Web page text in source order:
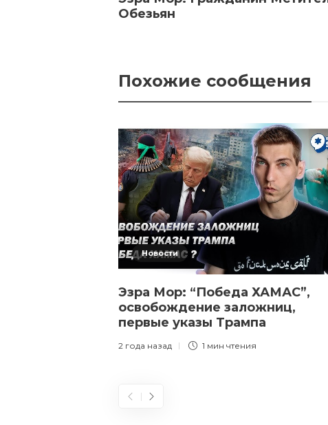
Обезьян
Похожие сообщения
Новости
Эзра Мор: “Победа ХАМАС”,
освобождение заложниц,
первые указы Трампа
2 года назад 1 мин чтения